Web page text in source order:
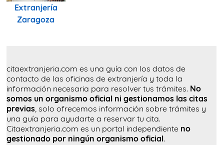
Extranjería
Zaragoza
citaextranjeria.com es una guía con los datos de
contacto de las oficinas de extranjería y toda la
información necesaria para resolver tus trámites. No
somos un organismo oficial ni gestionamos las citas
previas, solo ofrecemos información sobre trámites y
una guía para ayudarte a reservar tu cita.
Citaextranjeria.com es un portal independiente no
gestionado por ningún organismo oficial.